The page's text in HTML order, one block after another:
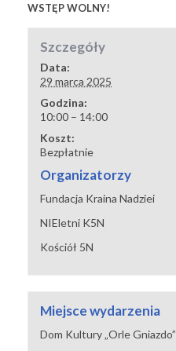
WSTĘP WOLNY!
Szczegóły
Data:
29 marca 2025
Godzina:
10:00 – 14:00
Koszt:
Bezpłatnie
Organizatorzy
Fundacja Kraina Nadziei
NIEletni K5N
Kościół 5N
Miejsce wydarzenia
Dom Kultury „Orle Gniazdo”